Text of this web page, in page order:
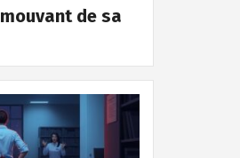
de sa